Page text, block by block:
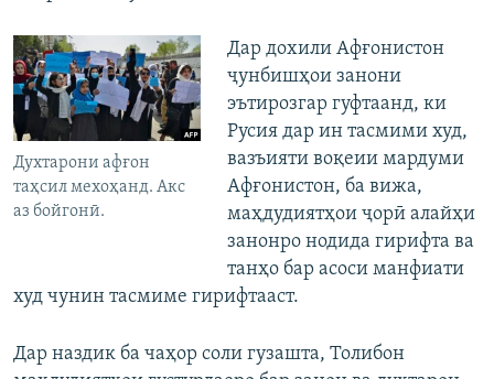
Духтарони афғон
таҳсил мехоҳанд. Акс
аз бойгонӣ.
Дар дохили Афғонистон
ҷунбишҳои занони
эътирозгар гуфтаанд, ки
Русия дар ин тасмими худ,
вазъияти воқеии мардуми
Афғонистон, ба вижа,
маҳдудиятҳои ҷорӣ алайҳи
занонро нодида гирифта ва
танҳо бар асоси манфиати
худ чунин тасмиме гирифтааст.
Дар наздик ба чаҳор соли гузашта, Толибон